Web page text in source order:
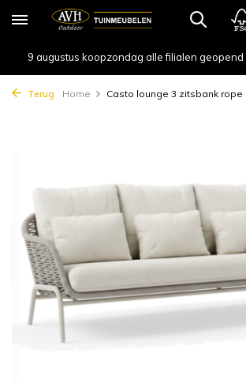
9 augustus koopzondag alle filialen geopend
Terug Home Casto lounge 3 zitsbank rope